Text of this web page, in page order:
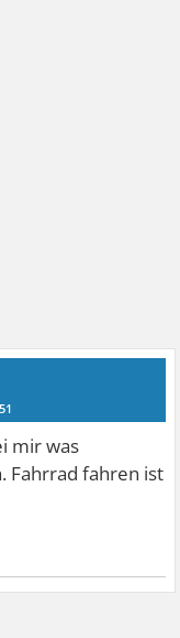
51
mir was
Fahrrad fahren ist